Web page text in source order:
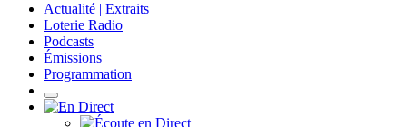
Actualité | Extraits
Loterie Radio
Podcasts
Émissions
Programmation